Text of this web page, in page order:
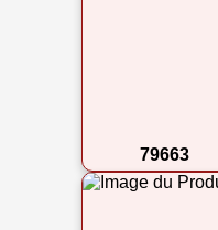
79663